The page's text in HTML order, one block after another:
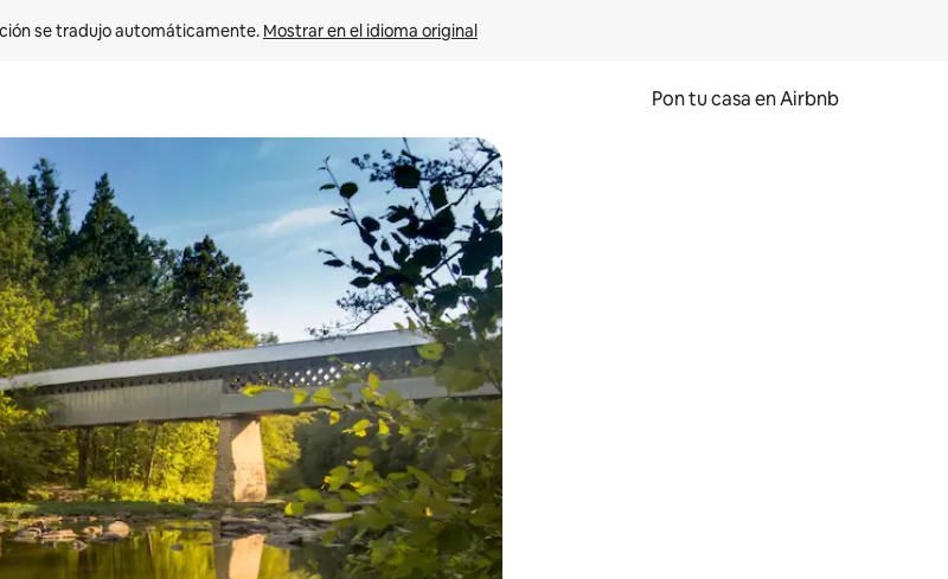
se tradujo automáticamente. Mostrar en el idioma original
Pon tu casa en Airbnb
hacia arriba y hacia abajo o explora con el tacto o desliza el dedo.